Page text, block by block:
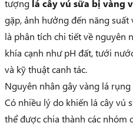
tượng lá cây vú sữa bị vàng
gặp, ảnh hưởng đến năng suất
là phân tích chi tiết về nguyên
khía cạnh như pH đất, tưới
và kỹ thuật canh tác.
Nguyên nhân gây vàng lá rụng
Có nhiều lý do khiến lá cây vú
thể được chia thành các nhóm